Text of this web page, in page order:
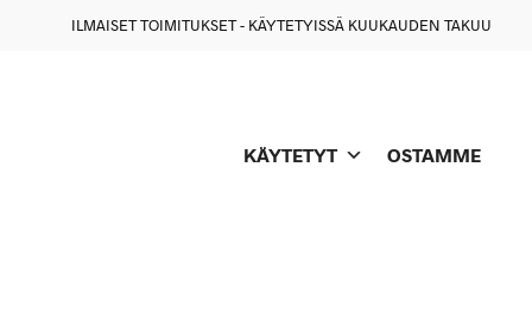
ILMAISET TOIMITUKSET - KÄYTETYISSÄ KUUKAUDEN TAKUU
KÄYTETYT OSTAMME